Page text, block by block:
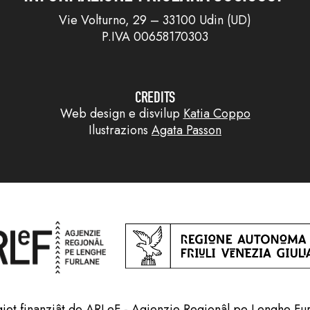
Vie Volturno, 29 – 33100 Udin (UD)
P.IVA 00658170303
CREDITS
Web design e disvilup Katia Coppo
Ilustrazions Agata Passon